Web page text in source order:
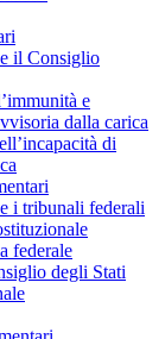
il Consiglio
e
dalla carica
di
i tribunali federali
federale
degli Stati